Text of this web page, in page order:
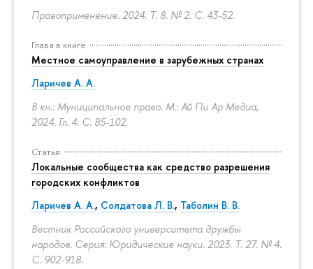
Правоприменение. 2024. Т. 8. № 2. С. 43-52.
Глава в книге
Местное самоуправление в зарубежных странах
Ларичев А. А.
В кн.: Муниципальное право. М.: Ай Пи Ар Медиа,
2024. Гл. 4. С. 85-102.
Статья
Локальные сообщества как средство разрешения
городских конфликтов
Ларичев А. А., Солдатова Л. В., Таболин В. В.
Вестник Российского университета дружбы
народов. Серия: Юридические науки. 2023. Т. 27. № 4.
С. 902-918.